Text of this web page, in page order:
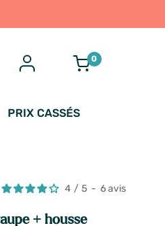
0
PRIX CASSÉS
+ housse
4 / 5 - 6avis